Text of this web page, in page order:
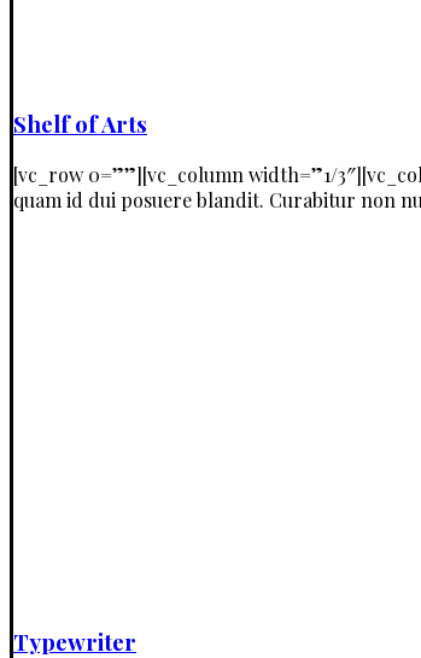
Shelf of Arts
[vc_row 0=””][vc_column width=”1/
quam id dui posuere blandit. Curabitur non
Typewriter